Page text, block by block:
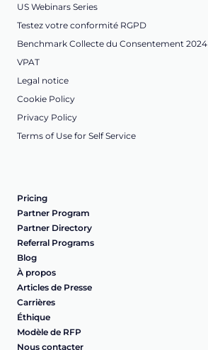
US Webinars Series
Testez votre conformité RGPD
Benchmark Collecte du Consentement 2024
VPAT
Legal notice
Cookie Policy
Privacy Policy
Terms of Use for Self Service
Pricing
Partner Program
Partner Directory
Referral Programs
Blog
À propos
Articles de Presse
Carrières
Éthique
Modèle de RFP
Nous contacter